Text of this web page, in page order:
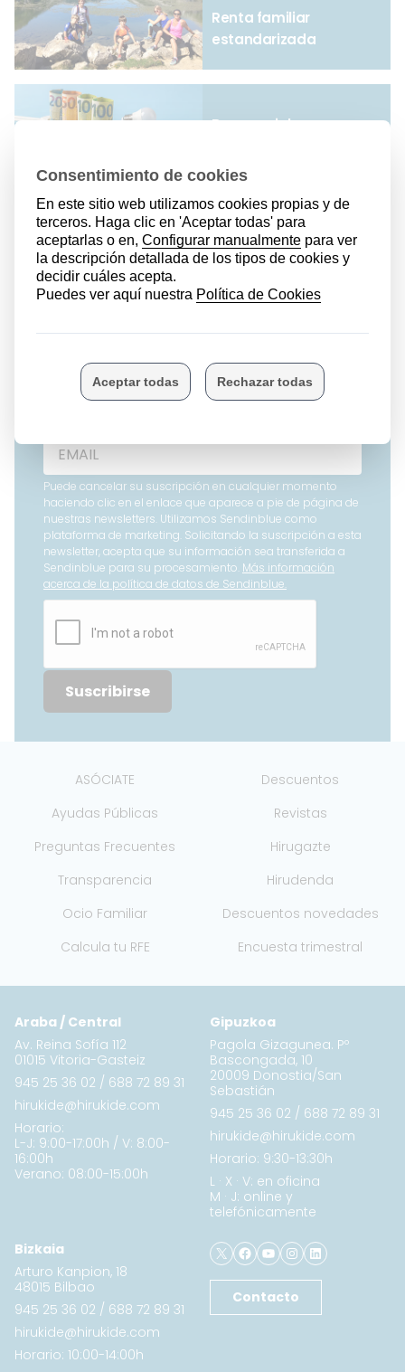
Renta familiar
estandarizada
Bono social
Folleto Familia
Numerosa
Hirukide
Y recibe actualizado todo lo que es de interés
Puede cancelar su suscripción en cualquier momento
haciendo clic en el enlace que aparece a pie de página de
nuestras newsletters. Utilizamos Sendinblue como
plataforma de marketing. Solicitando la suscripción a esta
newsletter, acepta que su información sea transferida a
Sendinblue para su procesamiento. Más información
acerca de la política de datos de Sendinblue.
Suscribirse
ASÓCIATE
Descuentos
Ayudas Públicas
Revistas
Preguntas Frecuentes
Hirugazte
Transparencia
Hirudenda
Ocio Familiar
Descuentos novedades
Calcula tu RFE
Encuesta trimestral
Araba / Central
Av. Reina Sofía 112
01015 Vitoria-Gasteiz
945 25 36 02 / 688 72 89 31
hirukide@hirukide.com
Horario:
L-J: 9:00-17:00h / V: 8:00-
16:00h
Verano: 08:00-15:00h
Gipuzkoa
Pagola Gizagunea. Pº
Bascongada, 10
20009 Donostia/San
Sebastián
945 25 36 02 / 688 72 89 31
hirukide@hirukide.com
Horario: 9:30-13:30h
L · X · V: en oficina
M · J: online y
telefónicamente
Bizkaia
Arturo Kanpion, 18
48015 Bilbao
945 25 36 02 / 688 72 89 31
hirukide@hirukide.com
Horario: 10:00-14:00h
X Facebook
YouTube
Instagram
LinkedIn
Contacto